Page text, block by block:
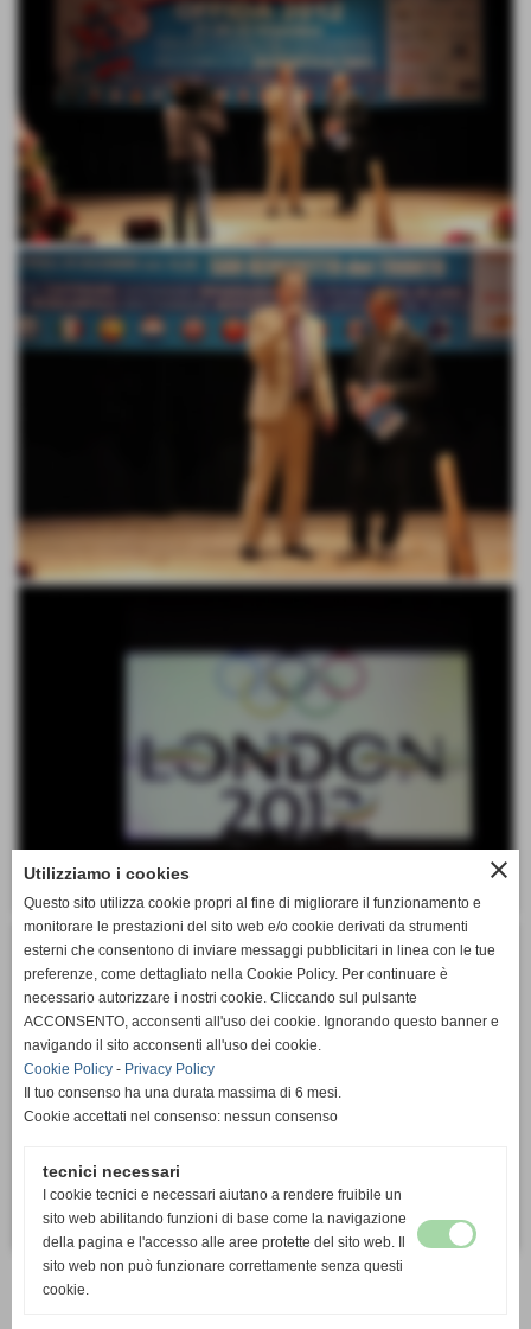
close
Utilizziamo i cookies
Questo sito utilizza cookie propri al fine di migliorare il funzionamento e
monitorare le prestazioni del sito web e/o cookie derivati da strumenti
esterni che consentono di inviare messaggi pubblicitari in linea con le tue
preferenze, come dettagliato nella Cookie Policy. Per continuare è
necessario autorizzare i nostri cookie. Cliccando sul pulsante
ACCONSENTO, acconsenti all'uso dei cookie. Ignorando questo banner e
navigando il sito acconsenti all'uso dei cookie.
Cookie Policy - Privacy Policy
Il tuo consenso ha una durata massima di 6 mesi.
Cookie accettati nel consenso: nessun consenso
tecnici necessari
I cookie tecnici e necessari aiutano a rendere fruibile un
sito web abilitando funzioni di base come la navigazione
della pagina e l'accesso alle aree protette del sito web. Il
sito web non può funzionare correttamente senza questi
cookie.